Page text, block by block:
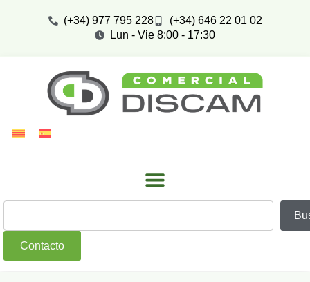
(+34) 977 795 228
(+34) 646 22 01 02
Lun - Vie 8:00 - 17:30
Contacto